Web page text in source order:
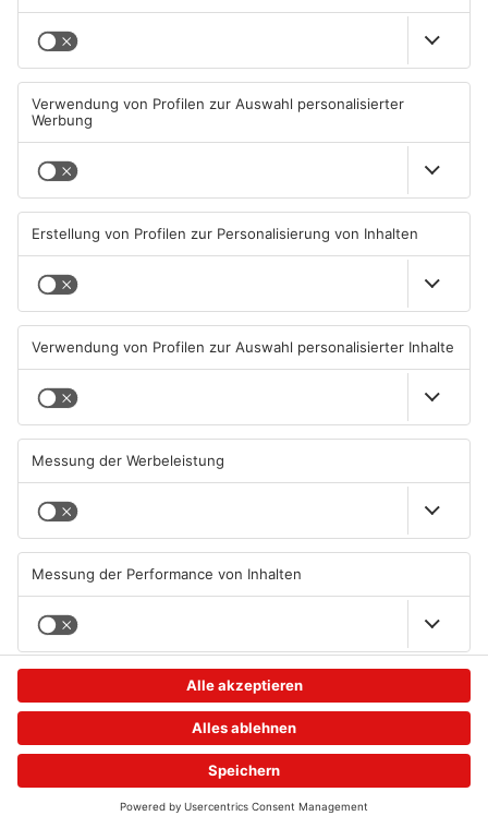
Standort
Hof des Gelnhäuser Museums
Stadtschreiberei 3
63571 Gelnhausen
ANZEIGE